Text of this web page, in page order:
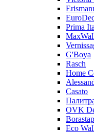
Prima
G'Boya
Rasch
Home
Casato
OVK
Eco